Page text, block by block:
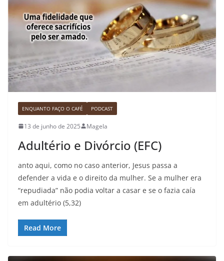
ENQUANTO FAÇO O CAFÉ PODCAST
13 de junho de 2025 Magela
Adultério e Divórcio (EFC)
anto aqui, como no caso anterior, Jesus passa a
defender a vida e o direito da mulher. Se a mulher era
“repudiada” não podia voltar a casar e se o fazia caía
em adultério (5,32)
Read More